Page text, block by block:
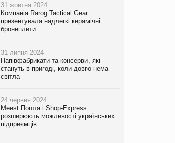
31 жовтня 2024
Компанія Rarog Tactical Gear
презентувала надлегкі керамічні
бронеплити
31 липня 2024
Напівфабрикати та консерви, які
стануть в пригоді, коли довго нема
світла
24 червня 2024
Meest Пошта і Shop-Express
розширюють можливості українських
підприємців